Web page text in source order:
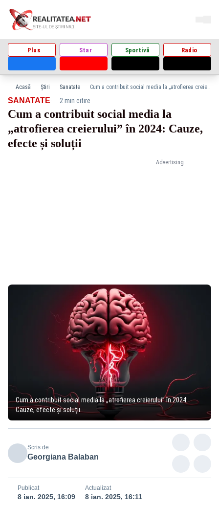
Plus Star Sportivă Radio
Acasă Știri Sanatate Cum a contribuit social media la „atrofierea creierului” în 2024: Cauze, efecte și soluții
Advertising
SANATATE· 2 min citire
Cum a contribuit social media la
„atrofierea creierului” în 2024: Cauze,
efecte și soluții
Cum a contribuit social media la „atrofierea creierului” în 2024:
Cauze, efecte și soluții
Scris de
Georgiana Balaban
Publicat
8 ian. 2025, 16:09
Actualizat
8 ian. 2025, 16:11